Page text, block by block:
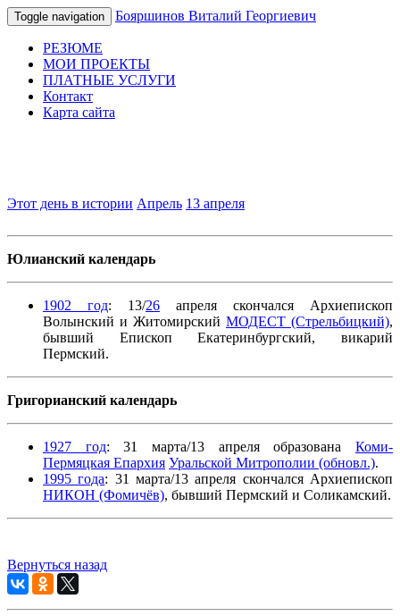
Toggle navigation Бояршинов Виталий Георгиевич
РЕЗЮМЕ
МОИ ПРОЕКТЫ
ПЛАТНЫЕ УСЛУГИ
Контакт
Карта сайта
Этот день в истории Апрель 13 апреля
Юлианский календарь
1902 год: 13/26 апреля скончался Архиепископ
Волынский и Житомирский МОДЕСТ (Стрельбицкий),
бывший Епископ Екатеринбургский, викарий
Пермский.
Григорианский календарь
1927 год: 31 марта/13 апреля образованаКоми-
Пермяцкая Епархия Уральской Митрополии (обновл.).
1995 года: 31 марта/13 апреля скончался Архиепископ
НИКОН (Фомичёв), бывший Пермский и Соликамский.
Вернуться назад